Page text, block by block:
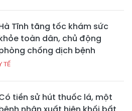
Tĩnh tăng tốc khám sức
toàn dân, chủ động
chống dịch bệnh
TẾ
tiền sử hút thuốc lá, một